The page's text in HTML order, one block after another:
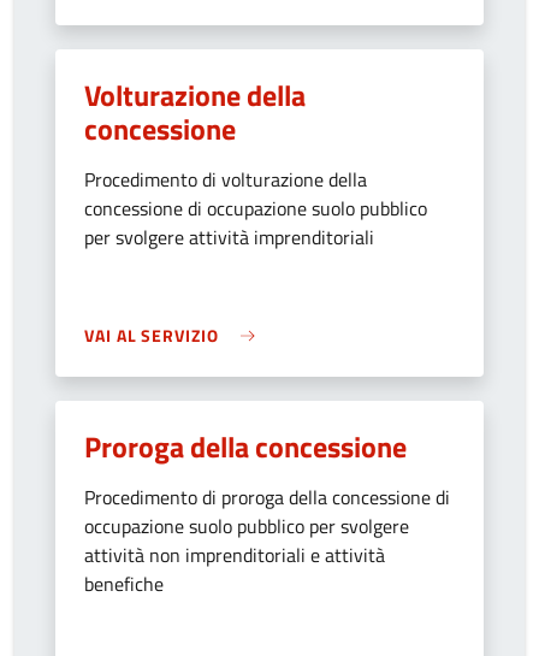
Volturazione della
concessione
Procedimento di volturazione della
concessione di occupazione suolo pubblico
per svolgere attività imprenditoriali
VAI AL SERVIZIO
Proroga della concessione
Procedimento di proroga della concessione di
occupazione suolo pubblico per svolgere
attività non imprenditoriali e attività
benefiche